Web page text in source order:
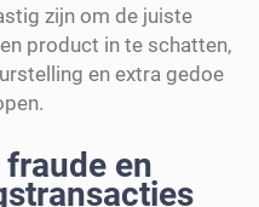
zijn om de juiste
product in te schatten,
en extra gedoe
en